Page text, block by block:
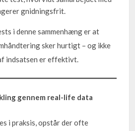
gnidningsfrit.
i denne sammenhæng er at
sker hurtigt – og ikke
indsatsen er effektivt.
gennem real-life data
i praksis, opstår der ofte